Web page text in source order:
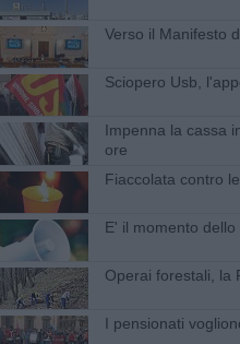
Verso il Manifesto
Sciopero Usb,
Impenna la cassa
ore
Fiaccolata contro
E' il momento
Operai forestali, la
I pensionati